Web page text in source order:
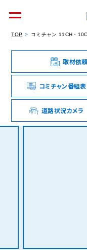
個人のお客様
法人のお客様
TOP コミチャン 11CH・
取材依
コミチャン番組表
道路状況カメラ